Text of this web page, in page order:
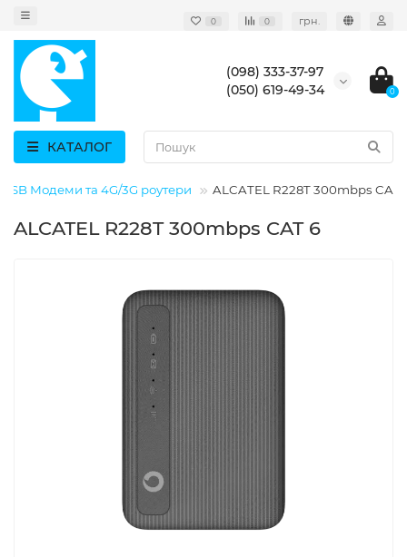
0 0 грн.
(098) 333-37-97
(050) 619-49-34
0
КАТАЛОГ
USB Модеми та 4G/3G роутери ALCATEL R228T 300mbps CAT
ALCATEL R228T 300mbps CAT 6